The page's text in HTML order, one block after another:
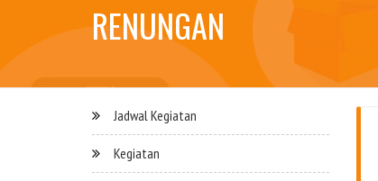
RENUNGAN
Jadwal Kegiatan
Kegiatan